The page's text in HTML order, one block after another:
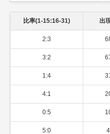
比率(1-15:16-31) 出
2:3
3:2
1:4
4:1
0:5
5:0 4